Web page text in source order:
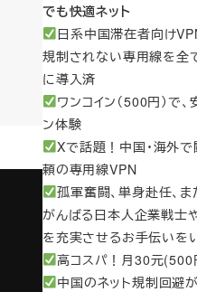
でも快適ネット
日系中国滞在者向け
規制されない専用線を全
に導入済
ワンコイン（500円）で
ン体験
Xで話題！中国・海外
頼の専用線VPN
孤軍奮闘、単身赴任、
がんばる日本人企業戦士
を充実させるお手伝いを
高コスパ！月30元(500
中国のネット規制回避